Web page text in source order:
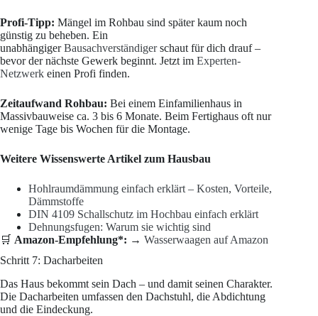
Profi-Tipp: Mängel im Rohbau sind später kaum noch
günstig zu beheben. Ein
unabhängigerBausachverständigerschaut für dich drauf –
bevor der nächste Gewerk beginnt. Jetzt im Experten-
Netzwerk einen Profi finden.
Zeitaufwand Rohbau: Bei einem Einfamilienhaus in
Massivbauweise ca. 3 bis 6 Monate. Beim Fertighaus oft nur
wenige Tage bis Wochen für die Montage.
Weitere Wissenswerte Artikel zum Hausbau
Hohlraumdämmung einfach erklärt – Kosten, Vorteile,
Dämmstoffe
DIN 4109 Schallschutz im Hochbau einfach erklärt
Dehnungsfugen: Warum sie wichtig sind
🛒 Amazon-Empfehlung*: → Wasserwaagen auf Amazon
Schritt 7: Dacharbeiten
Das Haus bekommt sein Dach – und damit seinen Charakter.
Die Dacharbeiten umfassen den Dachstuhl, die Abdichtung
und die Eindeckung.